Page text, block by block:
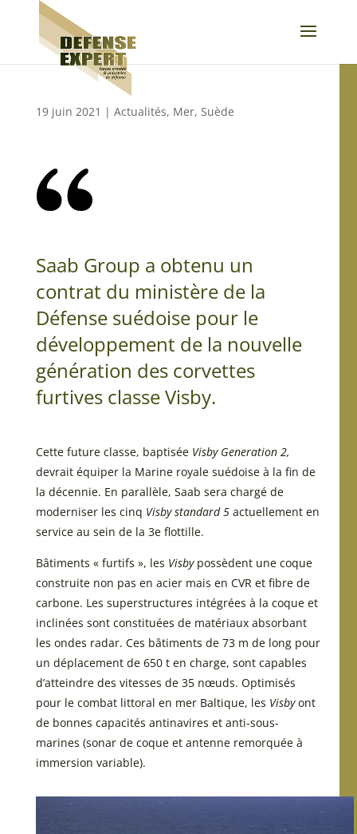
19 juin 2021 | Actualités, Mer, Suède
Saab Group a obtenu un
contrat du ministère de la
Défense suédoise pour le
développement de la nouvelle
génération des corvettes
furtives classe Visby.
Cette future classe, baptisée Visby Generation 2,
devrait équiper la Marine royale suédoise à la fin de
la décennie. En parallèle, Saab sera chargé de
moderniser les cinq Visby standard 5actuellement en
service au sein de la 3e flottille.
Bâtiments « furtifs », les Visbypossèdent une coque
construite non pas en acier mais en CVR et fibre de
carbone. Les superstructures intégrées à la coque et
inclinées sont constituées de matériaux absorbant
les ondes radar. Ces bâtiments de 73 m de long pour
un déplacement de 650 t en charge, sont capables
d’atteindre des vitesses de 35 nœuds. Optimisés
pour le combat littoral en mer Baltique, les Visbyont
de bonnes capacités antinavires et anti-sous-
marines (sonar de coque et antenne remorquée à
immersion variable).